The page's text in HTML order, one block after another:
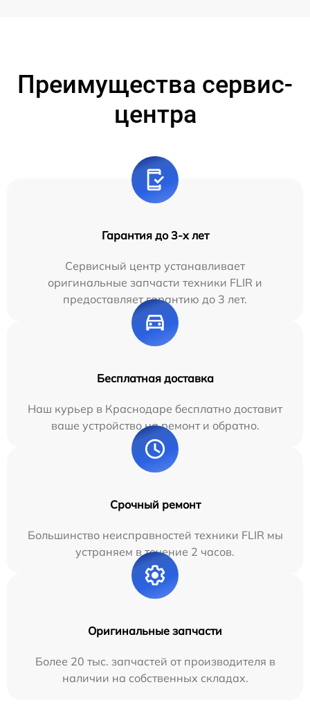
Преимущества сервис-
центра
Гарантия до 3-х лет
Сервисный центр устанавливает
оригинальные запчасти техники FLIR и
предоставляет гарантию до 3 лет.
Бесплатная доставка
Наш курьер в Краснодаре бесплатно доставит
ваше устройство на ремонт и обратно.
Срочный ремонт
Большинство неисправностей техники FLIR мы
устраняем в течение 2 часов.
Оригинальные запчасти
Более 20 тыс. запчастей от производителя в
наличии на собственных складах.